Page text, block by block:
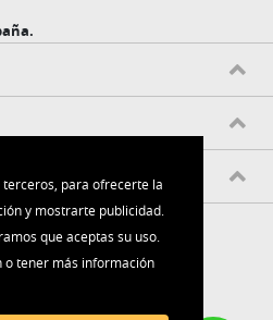
terceros, para ofrecerte la
y mostrarte publicidad.
que aceptas su uso.
o tener más información
con nosotros: